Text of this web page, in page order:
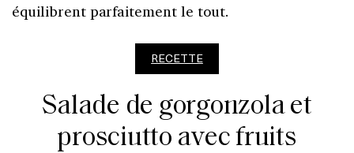
équilibrent parfaitement le tout.
RECETTE
Salade de gorgonzola et
prosciutto avec fruits